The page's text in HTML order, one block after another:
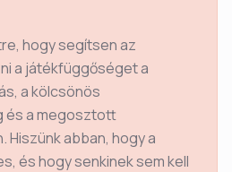
hogy segítsen az
a játékfüggőséget a
a kölcsönös
és a megosztott
abban, hogy a
és hogy senkinek sem kell